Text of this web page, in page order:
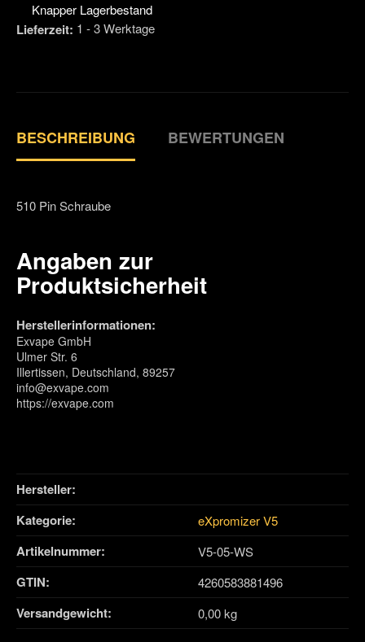
Knapper Lagerbestand
Lieferzeit: 1 - 3 Werktage
BESCHREIBUNG BEWERTUNGEN
510 Pin Schraube
Angaben zur
Produktsicherheit
Herstellerinformationen:
Exvape GmbH
Ulmer Str. 6
Illertissen, Deutschland, 89257
info@exvape.com
https://exvape.com
Hersteller:
Kategorie:
eXpromizer V5
Artikelnummer: V5-05-WS
GTIN: 4260583881496
Versandgewicht‍: 0,00 kg